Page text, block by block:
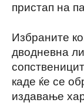
пристап на
Избраните
дводневна
каде ќе се
издавање